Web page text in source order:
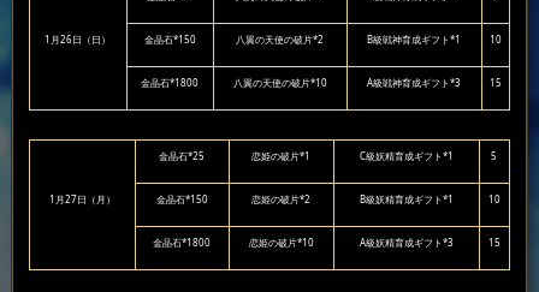
1月26日（日） 金晶石*150 八翼の天使の破片*2 B級戦神育成ギフト*1 10
金晶石*1800 八翼の天使の破片*10 A級戦神育成ギフト*3 15
1月27日（月）
金晶石*25 恋姫の破片*1 C級妖精育成ギフト*1 5
金晶石*150 恋姫の破片*2 B級妖精育成ギフト*1 10
金晶石*1800 恋姫の破片*10 A級妖精育成ギフト*3 15